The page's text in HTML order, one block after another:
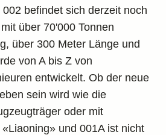
befindet sich derzeit noch
über 70'000 Tonnen
über 300 Meter Länge und
von A bis Z von
entwickelt. Ob der neue
sein wird wie die
oder mit
und 001A ist nicht